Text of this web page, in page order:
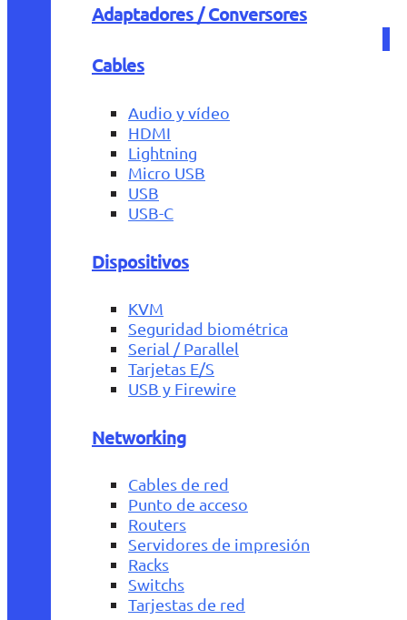
Adaptadores / Conversores
Cables
Audio y vídeo
HDMI
Lightning
Micro USB
USB
USB-C
Dispositivos
KVM
Seguridad biométrica
Serial / Parallel
Tarjetas E/S
USB y Firewire
Networking
Cables de red
Punto de acceso
Routers
Servidores de impresión
Racks
Switchs
Tarjestas de red